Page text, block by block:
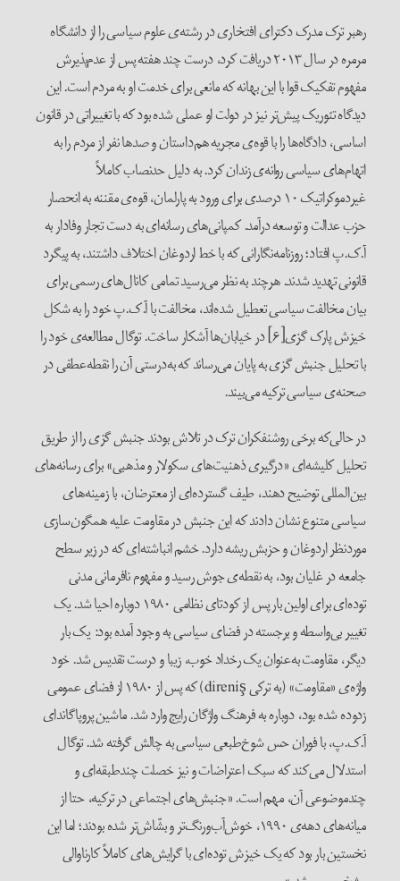
رهبر ترک مدرک دکترای افتخاری در رشته‌ی علوم سیاسی را از دانشگاه
مرمره در سال ۲۰۱۳ دریافت کرد، درست چند هفته پس از عدم‌پذیرش
مفهوم تفکیک قوا با این بهانه که مانعی برای خدمت او به مردم است. این
دیدگاه تئوریک پیش‌تر نیز در دولت او عملی شده بود که با تغییراتی در قانون
اساسی، دادگاه‌ها را با قوه‌ی مجریه هم‌داستان و صدها نفر از مردم را به
اتهام‌های سیاسی روانه‌ی زندان کرد. به دلیل حد‌نصاب کاملاً
غیردموکراتیک ۱۰ درصدی برای ورود به پارلمان، قوه‌ی مقننه به انحصار
حزب عدالت و توسعه درآمد. کمپانی‌‌های رسانه‌ای به دست تجار وفادار به
آ.ک.پ افتاد؛ روزنامه‌نگارانی که با خط اردوغان اختلاف داشتند، به پیگرد
قانونی تهدید شدند. هرچند به نظر می‌رسید تمامی کانال‌های رسمی برای
بیان مخالفت سیاسی تعطیل شده‌اند، مخالفت با آ.ک.پ خود را به شکل
خیزش پارک گزی[۶] در خیابان‌ها آشکار ساخت. توگال مطالعه‌ی خود را
با تحلیل جنبش گزی به پایان می‌رساند که به‌درستی آن را نقطه‌عطفی در
صحنه‌ی سیاسی ترکیه می‌بیند.
در حالی‌که برخی روشنفکران ترک در تلاش بودند جنبش گزی را از طریق
تحلیل کلیشه‌ای «درگیری ذهنیت‌های سکولار و مذهبی» برای رسانه‌های
بین‌المللی توضیح دهند، طیف گسترده‌ای از معترضان، با زمینه‌های
سیاسی متنوع نشان دادند که این جنبش در مقاومت علیه همگون‌سازی
موردنظر اردوغان و حزبش ریشه دارد. خشم انباشته‌ای که در زیر سطح
جامعه در غلیان بود، به نقطه‌‌ی جوش رسید و مفهوم نافرمانی مدنی
توده‌ای برای اولین بار پس از کودتای نظامی ۱۹۸۰ دوباره احیا شد. یک
تغییر بی‌واسطه و برجسته در فضای سیاسی به وجود آمده بود: یک بار
دیگر، مقاومت به‌عنوان یک رخداد خوب، زیبا و درست تقدیس شد. خود
واژه‌ی «مقاومت» (به ترکی direniş) که پس از ۱۹۸۰ از فضای عمومی
زدوده شده بود، دوباره به فرهنگ واژگان رایج وارد شد. ماشین پروپاگاندای
آ.ک.پ، با فوران حس شوخ‌طبعی سیاسی به چالش گرفته شد. توگال
استدلال می‌کند که سبک اعتراضات و نیز خصلت چند‌طبقه‌ای و
چندموضوعی آن، مهم است. «جنبش‌های اجتماعی در ترکیه، حتا از
میانه‌های دهه‌ی‌ ۱۹۹۰، خوش‌آب‌و‌رنگ‌تر و بشّاش‌تر شده بودند؛ اما این
نخستین بار بود که یک خیزش توده‌ای با گرایش‌های کاملاً کارناوالی